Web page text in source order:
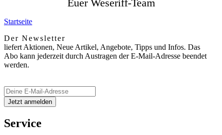
Euer Weseriff-Team
Startseite
Der Newsletter
liefert Aktionen, Neue Artikel, Angebote, Tipps und Infos. Das
Abo kann jederzeit durch Austragen der E-Mail-Adresse beendet
werden.
Service